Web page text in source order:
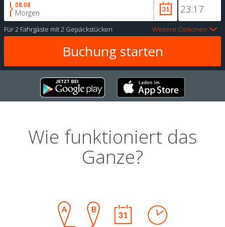
08.08
Morgen
Für2 Fahrgäste mit2 Gepäckstücken Weitere Optionen
Wie funktioniert das
Ganze?